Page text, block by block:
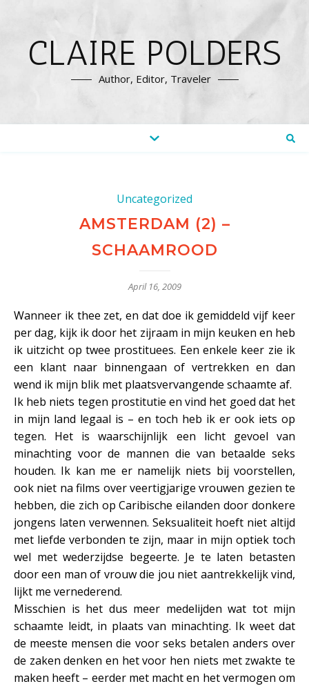
CLAIRE POLDERS
Author, Editor, Traveler
Uncategorized
AMSTERDAM (2) –
SCHAAMROOD
April 16, 2009
Wanneer ik thee zet, en dat doe ik gemiddeld vijf keer
per dag, kijk ik door het zijraam in mijn keuken en heb
ik uitzicht op twee prostituees. Een enkele keer zie ik
een klant naar binnengaan of vertrekken en dan
wend ik mijn blik met plaatsvervangende schaamte af.
Ik heb niets tegen prostitutie en vind het goed dat het
in mijn land legaal is – en toch heb ik er ook iets op
tegen. Het is waarschijnlijk een licht gevoel van
minachting voor de mannen die van betaalde seks
houden. Ik kan me er namelijk niets bij voorstellen,
ook niet na films over veertigjarige vrouwen gezien te
hebben, die zich op Caribische eilanden door donkere
jongens laten verwennen. Seksualiteit hoeft niet altijd
met liefde verbonden te zijn, maar in mijn optiek toch
wel met wederzijdse begeerte. Je te laten betasten
door een man of vrouw die jou niet aantrekkelijk vind,
lijkt me vernederend.
Misschien is het dus meer medelijden wat tot mijn
schaamte leidt, in plaats van minachting. Ik weet dat
de meeste mensen die voor seks betalen anders over
de zaken denken en het voor hen niets met zwakte te
maken heeft – eerder met macht en het vermogen om